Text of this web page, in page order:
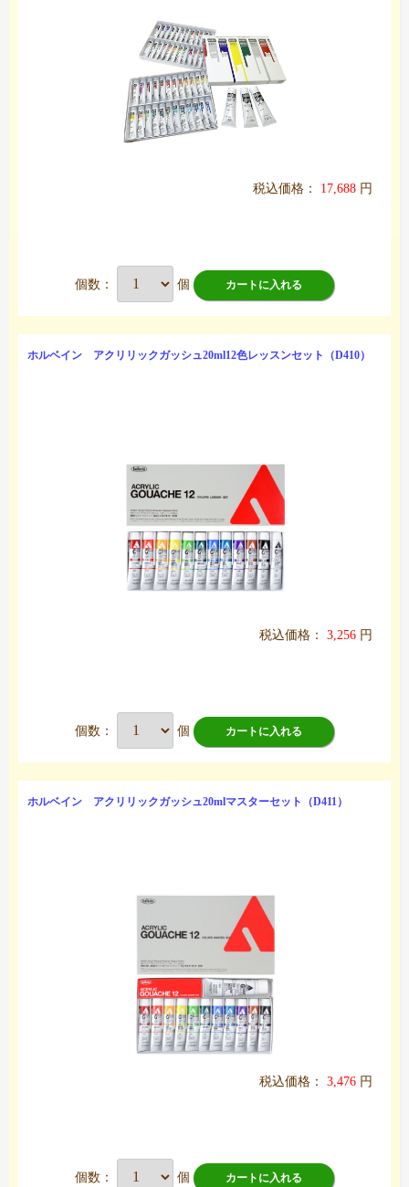
税込価格： 17,688 円
個数： 個 カートに入れる
ホルベイン アクリリックガッシュ20ml12色レッスンセット（D410）
税込価格： 3,256 円
個数： 個 カートに入れる
ホルベイン アクリリックガッシュ20mlマスターセット（D411）
税込価格： 3,476 円
個数： 個 カートに入れる